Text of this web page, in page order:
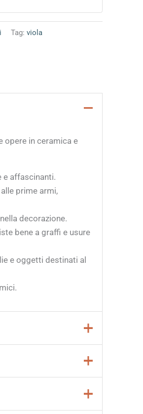
Tag:viola
opere in ceramica e
e affascinanti.
prime armi,
decorazione.
bene a graffi e usure
e oggetti destinati al
di monitorare
indicazioni, potrai